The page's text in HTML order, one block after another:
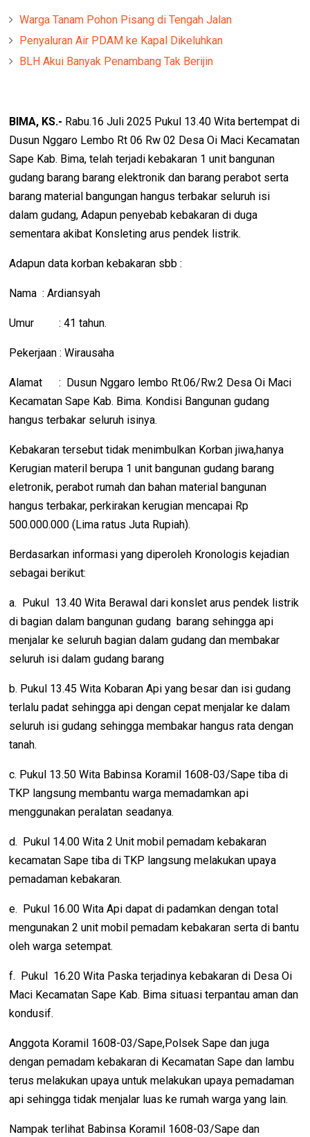
Warga Tanam Pohon Pisang di Tengah Jalan
Penyaluran Air PDAM ke Kapal Dikeluhkan
BLH Akui Banyak Penambang Tak Berijin
BIMA, KS.- Rabu.16 Juli 2025 Pukul 13.40 Wita bertempat di
Dusun Nggaro Lembo Rt 06 Rw 02 Desa Oi Maci Kecamatan
Sape Kab. Bima, telah terjadi kebakaran 1 unit bangunan
gudang barang barang elektronik dan barang perabot serta
barang material bangungan hangus terbakar seluruh isi
dalam gudang, Adapun penyebab kebakaran di duga
sementara akibat Konsleting arus pendek listrik.
Adapun data korban kebakaran sbb :
Nama : Ardiansyah
Umur : 41 tahun.
Pekerjaan : Wirausaha
Alamat : Dusun Nggaro lembo Rt.06/Rw.2 Desa Oi Maci
Kecamatan Sape Kab. Bima. Kondisi Bangunan gudang
hangus terbakar seluruh isinya.
Kebakaran tersebut tidak menimbulkan Korban jiwa,hanya
Kerugian materil berupa 1 unit bangunan gudang barang
eletronik, perabot rumah dan bahan material bangunan
hangus terbakar, perkirakan kerugian mencapai Rp
500.000.000 (Lima ratus Juta Rupiah).
Berdasarkan informasi yang diperoleh Kronologis kejadian
sebagai berikut:
a. Pukul 13.40 Wita Berawal dari konslet arus pendek listrik
di bagian dalam bangunan gudang barang sehingga api
menjalar ke seluruh bagian dalam gudang dan membakar
seluruh isi dalam gudang barang
b. Pukul 13.45 Wita Kobaran Api yang besar dan isi gudang
terlalu padat sehingga api dengan cepat menjalar ke dalam
seluruh isi gudang sehingga membakar hangus rata dengan
tanah.
c. Pukul 13.50 Wita Babinsa Koramil 1608-03/Sape tiba di
TKP langsung membantu warga memadamkan api
menggunakan peralatan seadanya.
d. Pukul 14.00 Wita 2 Unit mobil pemadam kebakaran
kecamatan Sape tiba di TKP langsung melakukan upaya
pemadaman kebakaran.
e. Pukul 16.00 Wita Api dapat di padamkan dengan total
mengunakan 2 unit mobil pemadam kebakaran serta di bantu
oleh warga setempat.
f. Pukul 16.20 Wita Paska terjadinya kebakaran di Desa Oi
Maci Kecamatan Sape Kab. Bima situasi terpantau aman dan
kondusif.
Anggota Koramil 1608-03/Sape,Polsek Sape dan juga
dengan pemadam kebakaran di Kecamatan Sape dan lambu
terus melakukan upaya untuk melakukan upaya pemadaman
api sehingga tidak menjalar luas ke rumah warga yang lain.
Nampak terlihat Babinsa Koramil 1608-03/Sape dan